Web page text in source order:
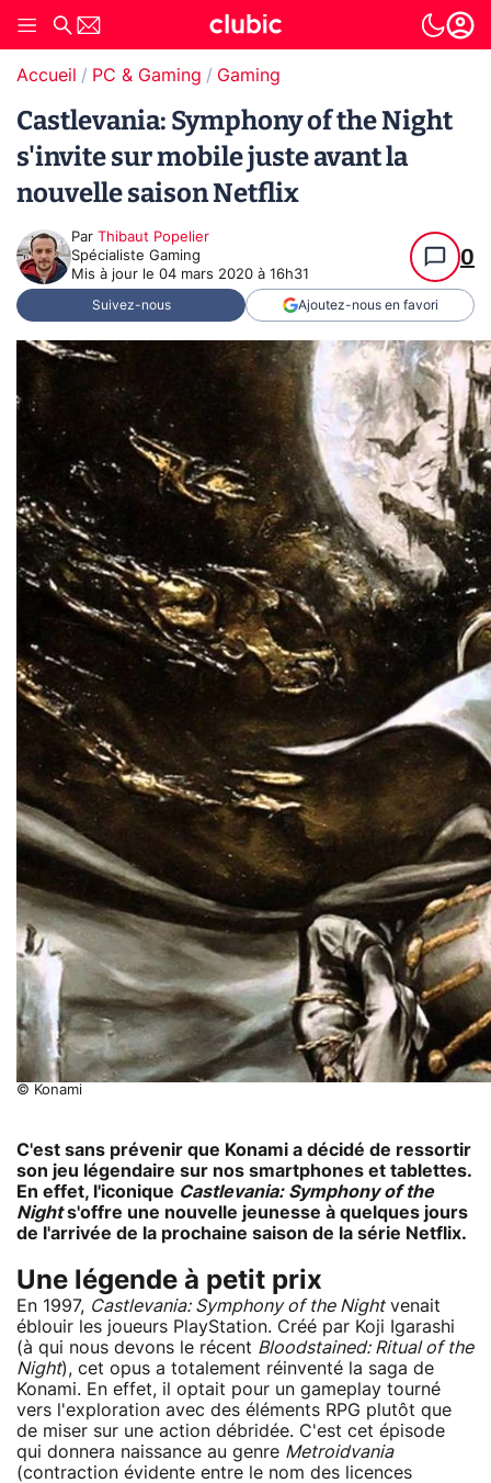
Accueil PC & Gaming Gaming
Castlevania: Symphony of the Night
s'invite sur mobile juste avant la
nouvelle saison Netflix
Par Thibaut Popelier
Spécialiste Gaming
Mis à jour le 04 mars 2020 à 16h31
0
Suivez-nous Ajoutez-nous en favori
© Konami
C'est sans prévenir que Konami a décidé de ressortir
son jeu légendaire sur nos smartphones et tablettes.
En effet, l'iconique Castlevania: Symphony of the
Nights'offre une nouvelle jeunesse à quelques jours
de l'arrivée de la prochaine saison de la série Netflix.
Une légende à petit prix
En 1997, Castlevania: Symphony of the Nightvenait
éblouir les joueurs PlayStation. Créé par Koji Igarashi
(à qui nous devons le récent Bloodstained: Ritual of the
Night), cet opus a totalement réinventé la saga de
Konami. En effet, il optait pour un gameplay tourné
vers l'exploration avec des éléments RPG plutôt que
de miser sur une action débridée. C'est cet épisode
qui donnera naissance au genre Metroidvania
(contraction évidente entre le nom des licences